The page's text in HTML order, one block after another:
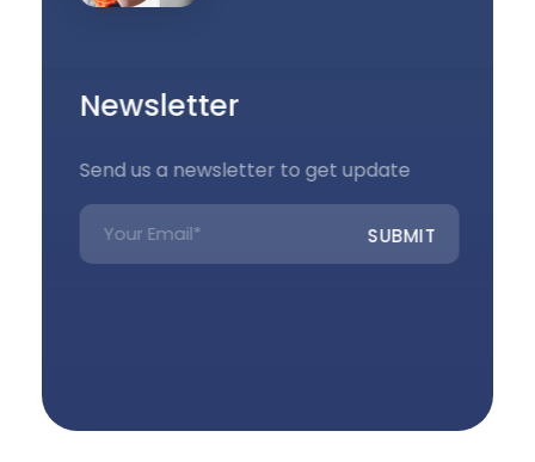
Newsletter
Send us a newsletter to get update